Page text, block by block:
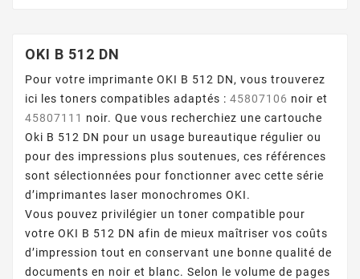
OKI B 512 DN
Pour votre imprimante OKI B 512 DN, vous trouverez
ici les toners compatibles adaptés : 45807106 noir et
45807111 noir. Que vous recherchiez une cartouche
Oki B 512 DN pour un usage bureautique régulier ou
pour des impressions plus soutenues, ces références
sont sélectionnées pour fonctionner avec cette série
d’imprimantes laser monochromes OKI.
Vous pouvez privilégier un toner compatible pour
votre OKI B 512 DN afin de mieux maîtriser vos coûts
d’impression tout en conservant une bonne qualité de
documents en noir et blanc. Selon le volume de pages